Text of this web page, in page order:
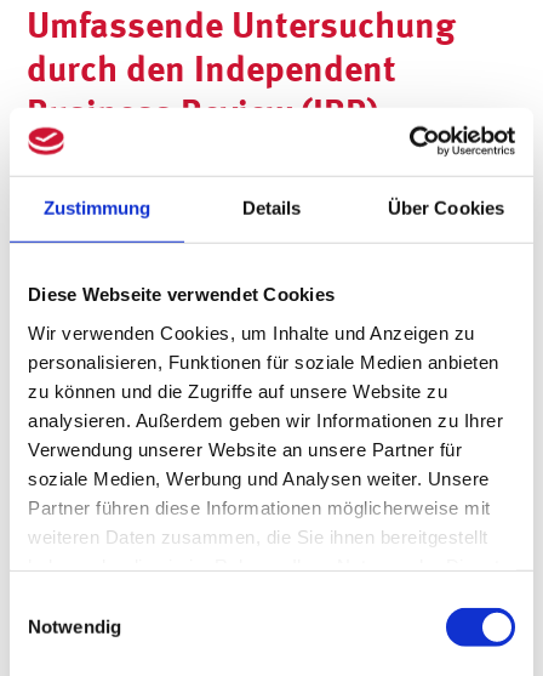
Zustimmung Details Über Cookies
Diese Webseite verwendet Cookies
Wir verwenden Cookies, um Inhalte und Anzeigen zu
personalisieren, Funktionen für soziale Medien anbieten
zu können und die Zugriffe auf unsere Website zu
analysieren. Außerdem geben wir Informationen zu Ihrer
Verwendung unserer Website an unsere Partner für
soziale Medien, Werbung und Analysen weiter. Unsere
Partner führen diese Informationen möglicherweise mit
weiteren Daten zusammen, die Sie ihnen bereitgestellt
Notwendig
Umfassende Untersuchung
durch den Independent
Business Review (IBR)
Der Independent Business Review (IBR)
geht tief in die Analyse. Er berücksichtigt
gehören rechtliche, organisatorische,
strategische, technische und steuerliche
Aspekte. Diese umfassende
Untersuchung ermöglicht es, ein
vollständiges Bild des Unternehmens zu
Chancen zu identifizieren.